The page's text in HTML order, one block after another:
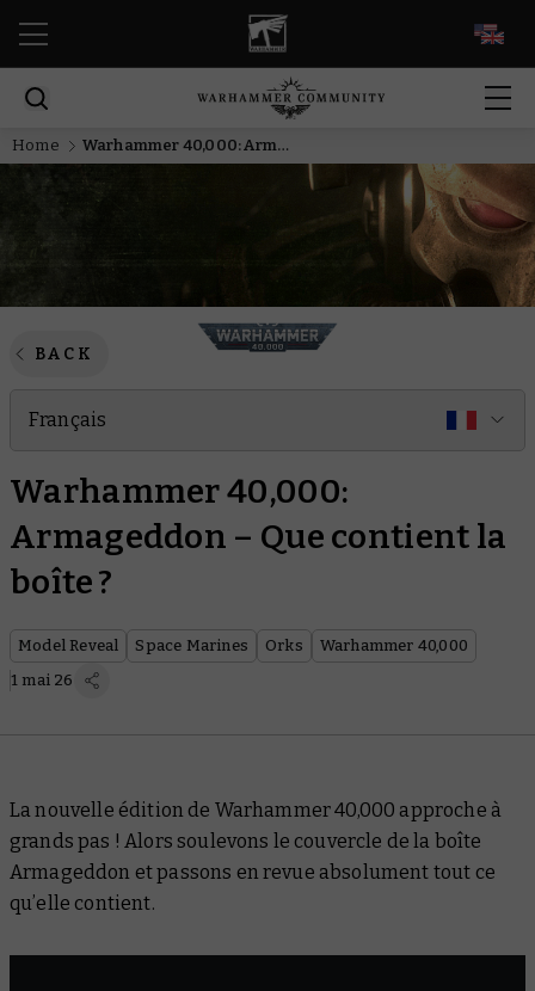
Home Warhammer 40,000: Armageddon – Que contient la boîte ?
BACK
Français
Warhammer 40,000:
Armageddon – Que contient la
boîte ?
Model Reveal Space Marines Orks
Warhammer 40,000
1 mai 26
La nouvelle édition de Warhammer 40,000 approche à
grands pas ! Alors soulevons le couvercle de la boîte
Armageddon et passons en revue absolument tout ce
qu’elle contient.